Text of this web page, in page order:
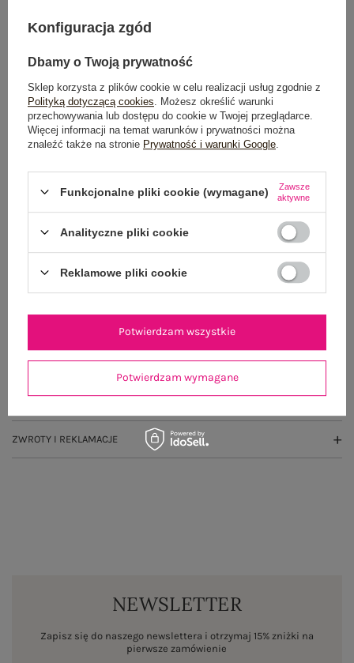
Dostawaod 7,99 zł
Wysyłka jutro
OPIS PRODUKTU
OPINIE O PRODUKCIE (2)
ZWROTY I REKLAMACJE
NEWSLETTER
Zapisz się do naszego newslettera i otrzymaj 15% zniżki na
pierwsze zamówienie
Konfiguracja zgód
Dbamy o Twoją prywatność
Sklep korzysta z plików cookie w celu realizacji usług zgodnie z
Polityką dotyczącą cookies . Możesz określić warunki
przechowywania lub dostępu do cookie w Twojej przeglądarce.
Więcej informacji na temat warunków i prywatności można
znaleźć także na stronie Prywatność i warunki Google
Funkcjonalne pliki cookie (wymagane)
Zawsze
aktywne
Analityczne pliki cookie
Reklamowe pliki cookie
Potwierdzam wymagane
Potwierdzam wszystkie